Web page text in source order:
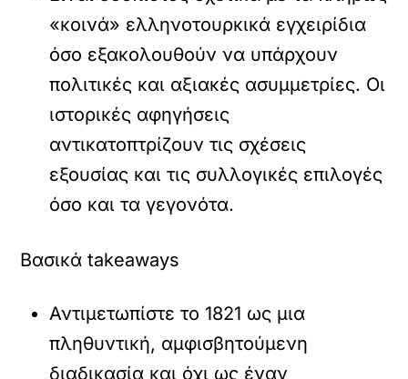
«κοινά» ελληνοτουρκικά εγχειρίδια
όσο εξακολουθούν να υπάρχουν
πολιτικές και αξιακές ασυμμετρίες. Οι
ιστορικές αφηγήσεις
αντικατοπτρίζουν τις σχέσεις
εξουσίας και τις συλλογικές επιλογές
όσο και τα γεγονότα.
Βασικά takeaways
Αντιμετωπίστε το 1821 ως μια
πληθυντική, αμφισβητούμενη
διαδικασία και όχι ως έναν